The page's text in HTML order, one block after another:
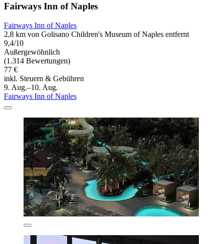
Fairways Inn of Naples
Fairways Inn of Naples
2,8 km von Golisano Children's Museum of Naples entfernt
9,4/10
Außergewöhnlich
(1.314 Bewertungen)
77 €
inkl. Steuern & Gebühren
9. Aug.–10. Aug.
Fairways Inn of Naples